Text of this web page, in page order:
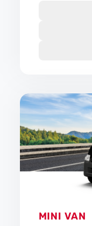
MINI VAN